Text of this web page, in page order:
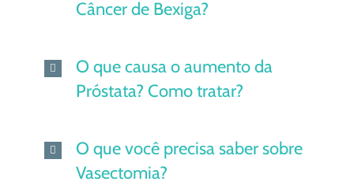
Câncer de Bexiga?
O que causa o aumento da
Próstata? Como tratar?
O que você precisa saber sobre
Vasectomia?